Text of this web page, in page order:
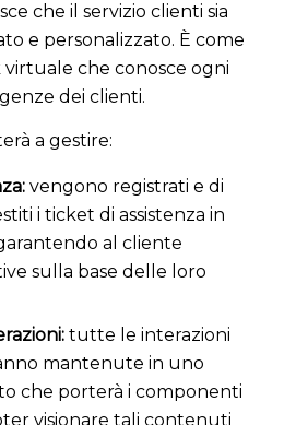
che il servizio clienti sia
e personalizzato. È come
che conosce ogni
dei clienti.
a gestire:
vengono registrati e di
i ticket di assistenza in
al cliente
sulla base delle loro
tutte le interazioni
mantenute in uno
che porterà i componenti
visionare tali contenuti